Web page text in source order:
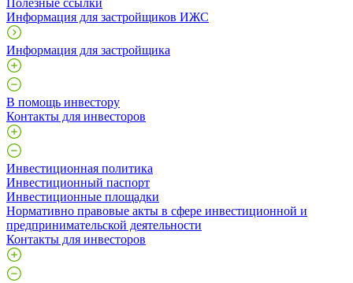
Информация для застройщиков ИЖС
Информация для застройщика
В помощь инвестору
Контакты для инвесторов
Инвестиционная политика
Инвестиционный паспорт
Инвестиционные площадки
Нормативно правовые акты в сфере инвестиционной и
предпринимательской деятельности
Контакты для инвесторов